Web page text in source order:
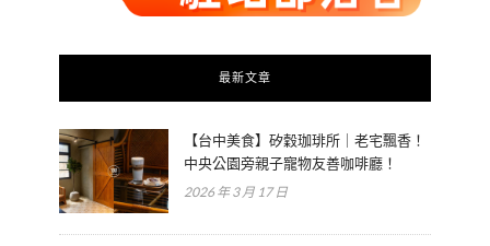
最新文章
【台中美食】矽穀珈琲所｜老宅飄香！
中央公園旁親子寵物友善咖啡廳！
2026 年 3 月 17 日